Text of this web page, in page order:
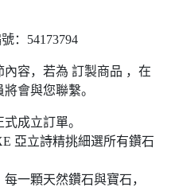
：54173794
容，若為 訂製商品 ，在
會與您聯繫。
成立訂單。
亞立詩精挑細選所有鑽石
一顆天然鑽石與寶石，